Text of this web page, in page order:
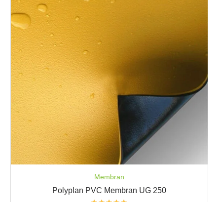
Membran
Polyplan PVC Membran UG 250